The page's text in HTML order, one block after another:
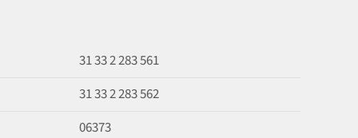
31 33 2 283 561
31 33 2 283 562
06373